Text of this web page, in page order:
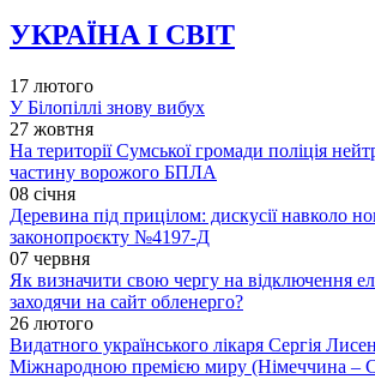
УКРАЇНА І СВІТ
17 лютого
У Білопіллі знову вибух
27 жовтня
На території Сумської громади поліція
частину ворожого БПЛА
08 січня
Деревина під прицілом: дискусії навколо
законопроєкту №4197-Д
07 червня
Як визначити свою чергу на відключення
заходячи на сайт обленерго?
26 лютого
Видатного українського лікаря Сергія
Міжнародною премією миру (Німеччина